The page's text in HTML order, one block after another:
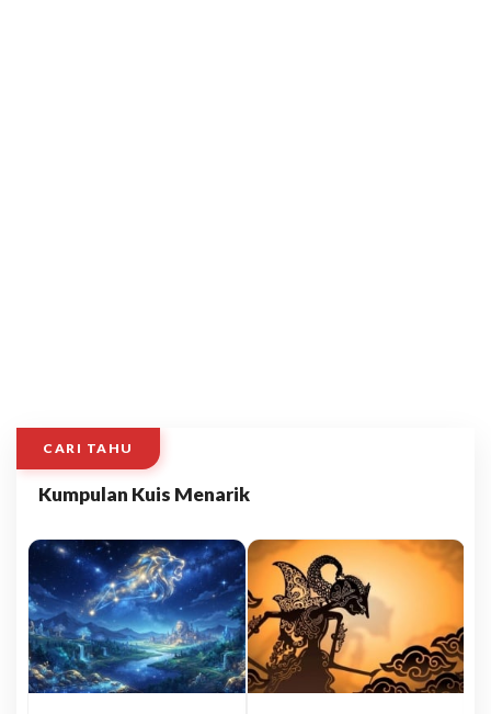
CARI TAHU
Kumpulan Kuis Menarik